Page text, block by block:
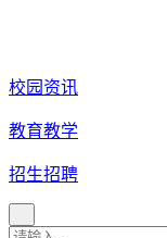
校园资讯
教育教学
招生招聘